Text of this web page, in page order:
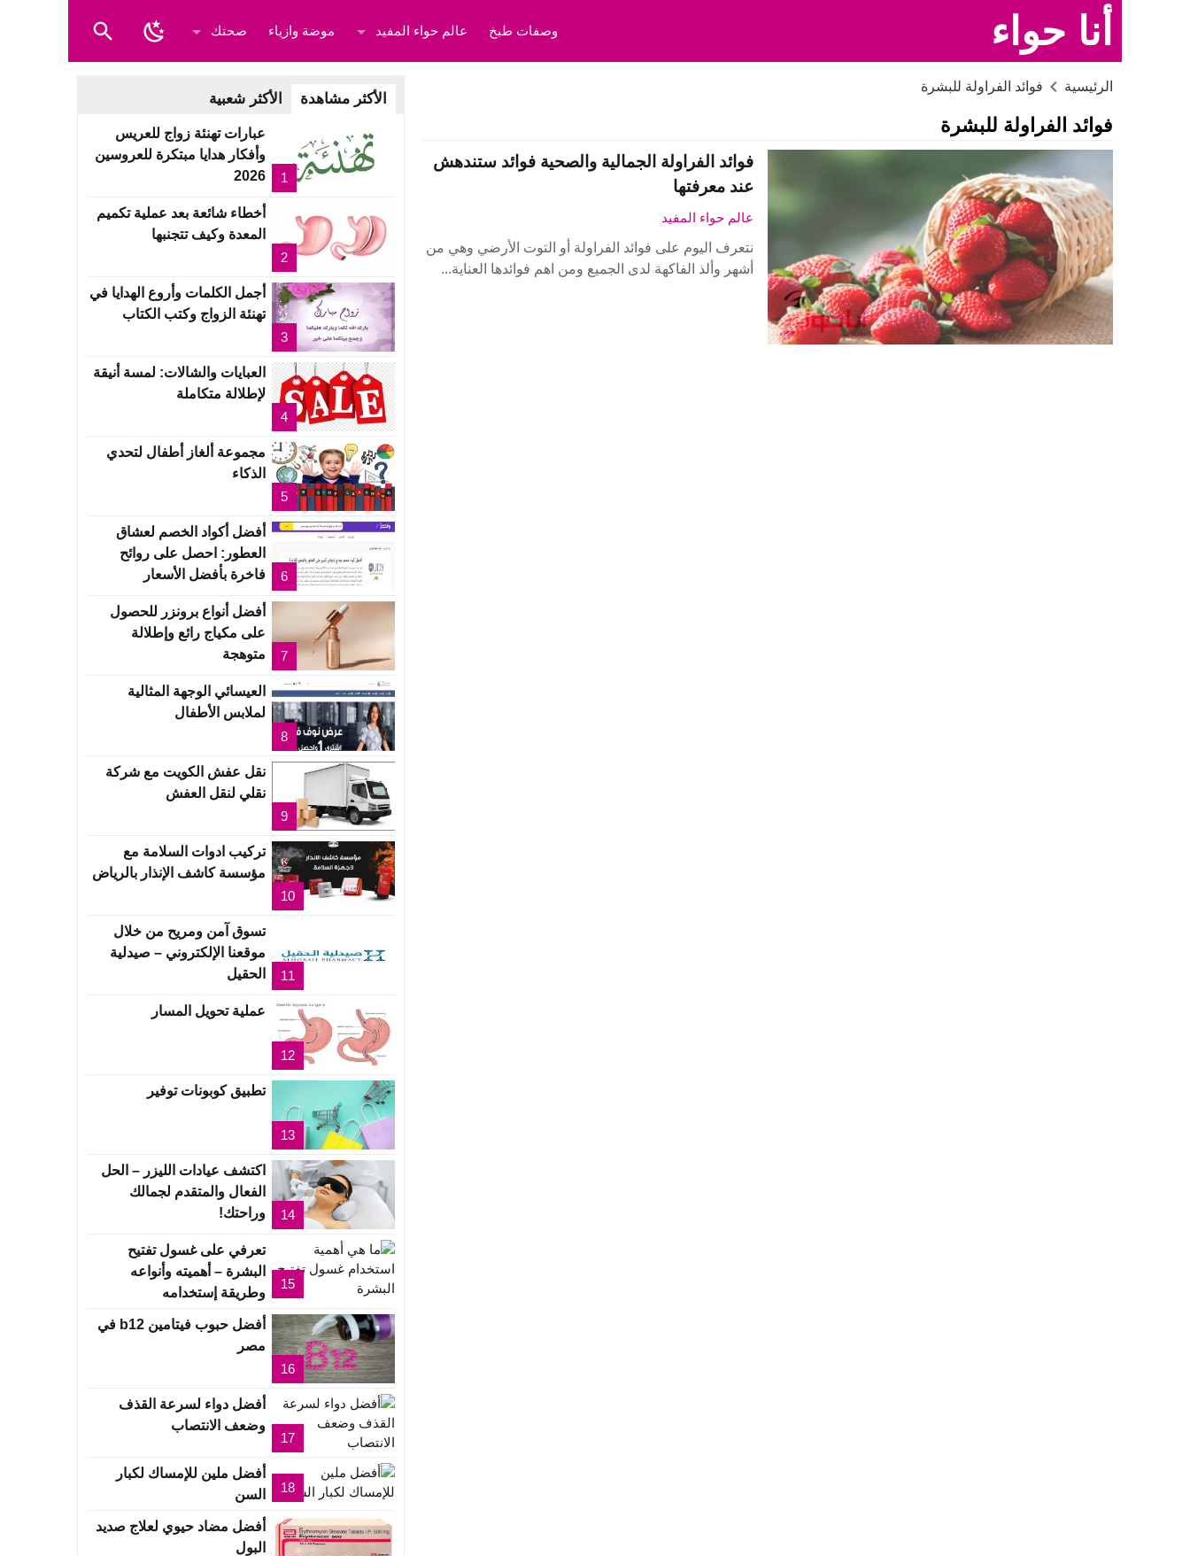
أنا حواء وصفات طبخ عالم حواء المفيد موضة وازياء صحتك
الرئيسية فوائد الفراولة للبشرة
فوائد الفراولة للبشرة
فوائد الفراولة الجمالية والصحية فوائد ستندهش
عند معرفتها
عالم حواء المفيد
نتعرف اليوم على فوائد الفراولة أو التوت الأرضي وهي من
أشهر وألذ الفاكهة لدى الجميع ومن اهم فوائدها العناية...
الأكثر مشاهدة الأكثر شعبية
1
عبارات تهنئة زواج للعريس
وأفكار هدايا مبتكرة للعروسين
2026
2
أخطاء شائعة بعد عملية تكميم
المعدة وكيف تتجنبها
3
أجمل الكلمات وأروع الهدايا في
تهنئة الزواج وكتب الكتاب
4
العبايات والشالات: لمسة أنيقة
لإطلالة متكاملة
5
مجموعة ألغاز أطفال لتحدي
الذكاء
6
أفضل أكواد الخصم لعشاق
العطور: احصل على روائح
فاخرة بأفضل الأسعار
7
أفضل أنواع برونزر للحصول
على مكياج رائع وإطلالة
متوهجة
8
العيسائي الوجهة المثالية
لملابس الأطفال
9
نقل عفش الكويت مع شركة
نقلي لنقل العفش
10
تركيب ادوات السلامة مع
مؤسسة كاشف الإنذار بالرياض
11
تسوق آمن ومريح من خلال
موقعنا الإلكتروني – صيدلية
الحقيل
12
عملية تحويل المسار
13
تطبيق كوبونات توفير
14
اكتشف عيادات الليزر – الحل
الفعال والمتقدم لجمالك
وراحتك!
15
تعرفي على غسول تفتيح
البشرة – أهميته وأنواعه
وطريقة إستخدامه
16
أفضل حبوب فيتامين b12 في
مصر
17
أفضل دواء لسرعة القذف
وضعف الانتصاب
18
أفضل ملين للإمساك لكبار
السن
أفضل مضاد حيوي لعلاج صديد
البول